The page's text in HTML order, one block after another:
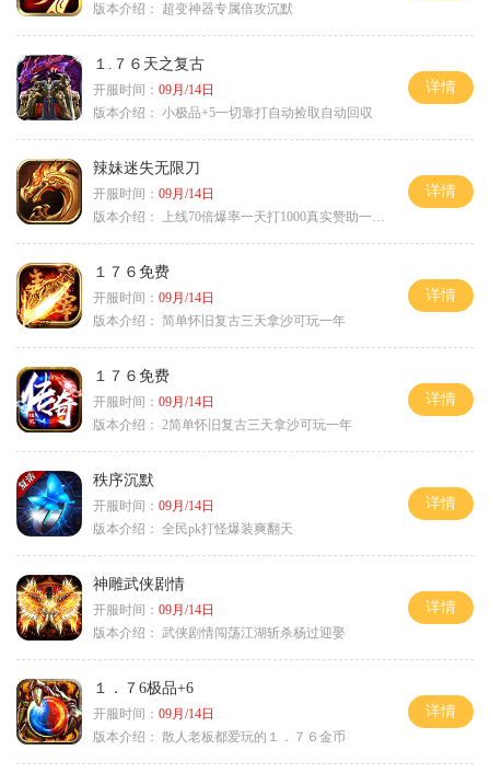
版本介绍：
超变神器专属倍攻沉默
１.７６天之复古
开服时间： 09月/14日
版本介绍： 小极品+5一切靠打自动捡取自动回収
详情
辣妹迷失无限刀
开服时间： 09月/14日
版本介绍：
上线70倍爆率一天打1000真实赞助一夜终
详情
１７６免费
开服时间： 09月/14日
版本介绍： 简单怀旧复古三天拿沙可玩一年
详情
１７６免费
开服时间： 09月/14日
版本介绍： 2简单怀旧复古三天拿沙可玩一年
详情
秩序沉默
开服时间： 09月/14日
版本介绍： 全民pk打怪爆装爽翻天
详情
神雕武侠剧情
开服时间： 09月/14日
版本介绍： 武侠剧情闯荡江湖斩杀杨过迎娶
详情
１．７6极品+6
开服时间： 09月/14日
版本介绍： 散人老板都爱玩的１．７６金币
详情